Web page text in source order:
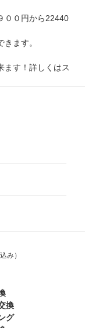
００円から22440
ます。
ます！詳しくはス
み）
換
グ